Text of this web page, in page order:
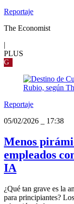
Reportaje
The Economist
|
PLUS
G
Reportaje
05/02/2026
17:38
Menos
empleados
IA
¿Qué tan grave es la
para principiantes?